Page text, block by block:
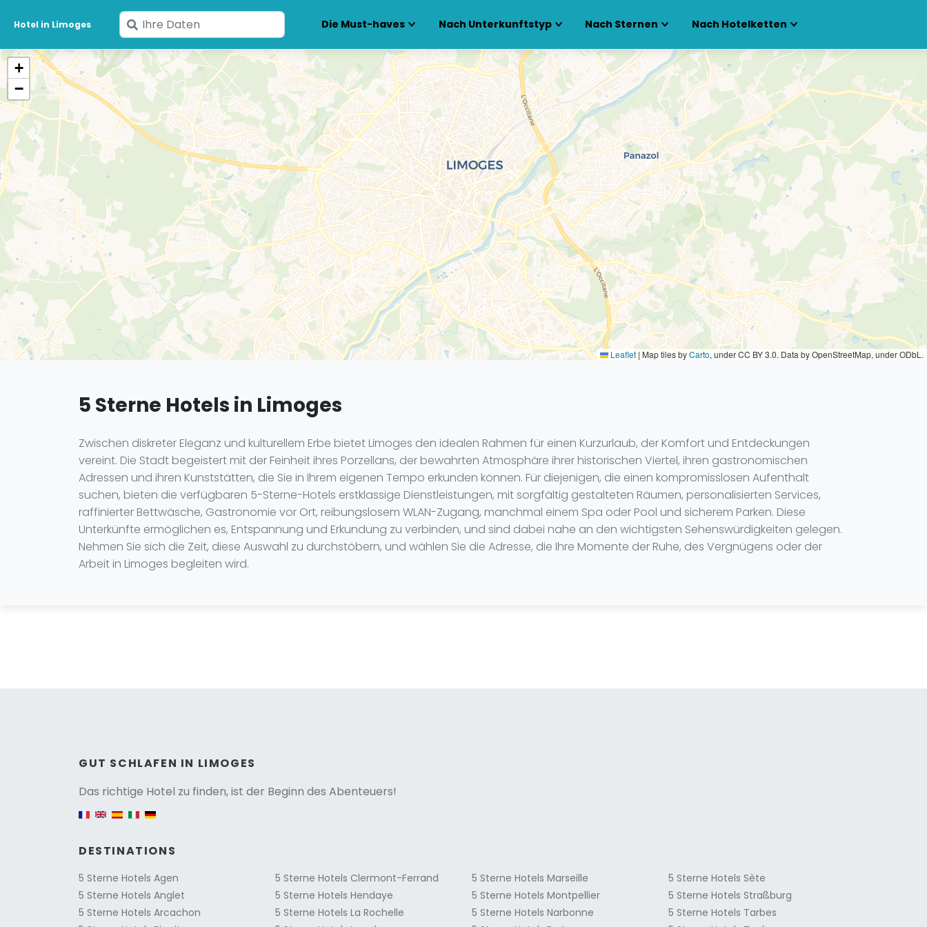
Hotel in Limoges
Geben
Sie
Ihre
Daten
ein
Die Must-haves Nach Unterkunftstyp Nach Sternen Nach Hotelketten
+
−
Leaflet | Map tiles byCarto, under CC BY 3.0. Data by OpenStreetMap, under ODbL.
5 Sterne Hotels in Limoges
Zwischen diskreter Eleganz und kulturellem Erbe bietet Limoges den idealen Rahmen für einen Kurzurlaub, der Komfort und Entdeckungen
vereint. Die Stadt begeistert mit der Feinheit ihres Porzellans, der bewahrten Atmosphäre ihrer historischen Viertel, ihren gastronomischen
Adressen und ihren Kunststätten, die Sie in Ihrem eigenen Tempo erkunden können. Für diejenigen, die einen kompromisslosen Aufenthalt
suchen, bieten die verfügbaren 5-Sterne-Hotels erstklassige Dienstleistungen, mit sorgfältig gestalteten Räumen, personalisierten Services,
raffinierter Bettwäsche, Gastronomie vor Ort, reibungslosem WLAN-Zugang, manchmal einem Spa oder Pool und sicherem Parken. Diese
Unterkünfte ermöglichen es, Entspannung und Erkundung zu verbinden, und sind dabei nahe an den wichtigsten Sehenswürdigkeiten gelegen.
Nehmen Sie sich die Zeit, diese Auswahl zu durchstöbern, und wählen Sie die Adresse, die Ihre Momente der Ruhe, des Vergnügens oder der
Arbeit in Limoges begleiten wird.
GUT SCHLAFEN IN LIMOGES
Das richtige Hotel zu finden, ist der Beginn des Abenteuers!
Versione italiana
DESTINATIONS
5 Sterne Hotels Agen
5 Sterne Hotels Anglet
5 Sterne Hotels Arcachon
5 Sterne Hotels Clermont-Ferrand
5 Sterne Hotels Hendaye
5 Sterne Hotels La Rochelle
5 Sterne Hotels Marseille
5 Sterne Hotels Montpellier
5 Sterne Hotels Narbonne
5 Sterne Hotels Sète
5 Sterne Hotels Straßburg
5 Sterne Hotels Tarbes